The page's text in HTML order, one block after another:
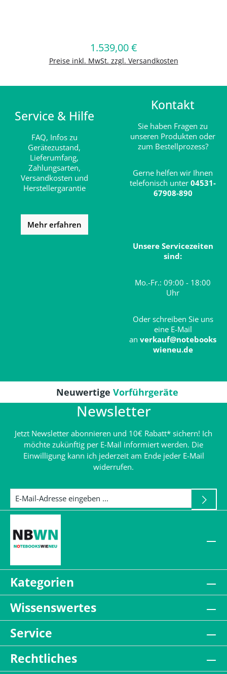
Regulärer Preis:
1.539,00 €
Preise inkl. MwSt. zzgl. Versandkosten
In den Warenkorb
Service & Hilfe
FAQ, Infos zu
Gerätezustand,
Lieferumfang,
Zahlungsarten,
Versandkosten und
Herstellergarantie
Mehr erfahren
Kontakt
Sie haben Fragen zu
unseren Produkten oder
zum Bestellprozess?
Gerne helfen wir Ihnen
telefonisch unter 04531-
67908-890
Unsere Servicezeiten
sind:
Mo.-Fr.: 09:00 - 18:00
Uhr
Oder schreiben Sie uns
eine E-Mail
an verkauf@notebooks
wieneu.de
Neuwertige Vorführgeräte
Newsletter
Jetzt Newsletter abonnieren und 10€ Rabatt* sichern! Ich
möchte zukünftig per E-Mail informiert werden. Die
Einwilligung kann ich jederzeit am Ende jeder E-Mail
widerrufen.
Kategorien
Wissenswertes
Service
Rechtliches